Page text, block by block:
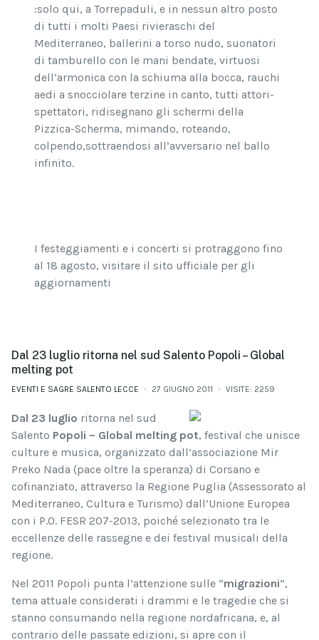
:solo qui, a Torrepaduli, e in nessun altro posto
di tutti i molti Paesi rivieraschi del
Mediterraneo, ballerini a torso nudo, suonatori
di tamburello con le mani bendate, virtuosi
dell’armonica con la schiuma alla bocca, rauchi
aedi a snocciolare terzine in canto, tutti attori-
spettatori, ridisegnano gli schermi della
Pizzica-Scherma, mimando, roteando,
colpendo,sottraendosi all’avversario nel ballo
infinito.
I festeggiamenti e i concerti si protraggono fino
al 18 agosto, visitare il sito ufficiale per gli
aggiornamenti
Dal 23 luglio ritorna nel sud Salento Popoli – Global
melting pot
EVENTI E SAGRE SALENTO LECCE 27 GIUGNO 2011 VISITE: 2259
Dal 23 luglio ritorna nel sud
Salento Popoli – Global melting pot, festival che unisce
culture e musica, organizzato dall’associazione Mir
Preko Nada (pace oltre la speranza) di Corsano e
cofinanziato, attraverso la Regione Puglia (Assessorato al
Mediterraneo, Cultura e Turismo) dall’Unione Europea
con i P.O. FESR 207-2013, poiché selezionato tra le
eccellenze delle rassegne e dei festival musicali della
regione.
Nel 2011 Popoli punta l’attenzione sulle “migrazioni”,
tema attuale considerati i drammi e le tragedie che si
stanno consumando nella regione nordafricana, e, al
contrario delle passate edizioni, si apre con il